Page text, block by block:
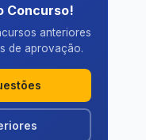
Concurso!
anteriores
de aprovação.